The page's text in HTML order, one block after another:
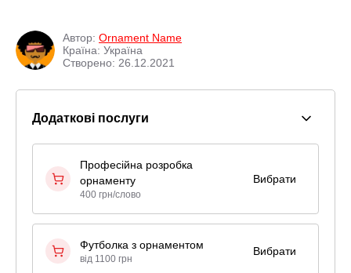
Автор: Ornament Name
Країна: Україна
Створено: 26.12.2021
Додаткові послуги
Професійна розробка
орнаменту
400 грн/слово
Вибрати
Футболка з орнаментом
від 1100 грн
Вибрати